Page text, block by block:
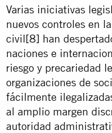
Varias iniciativas
nuevos controles en
civil[8] han
naciones e
riesgo y precariedad
organizaciones de
fácilmente
al amplio margen
autoridad